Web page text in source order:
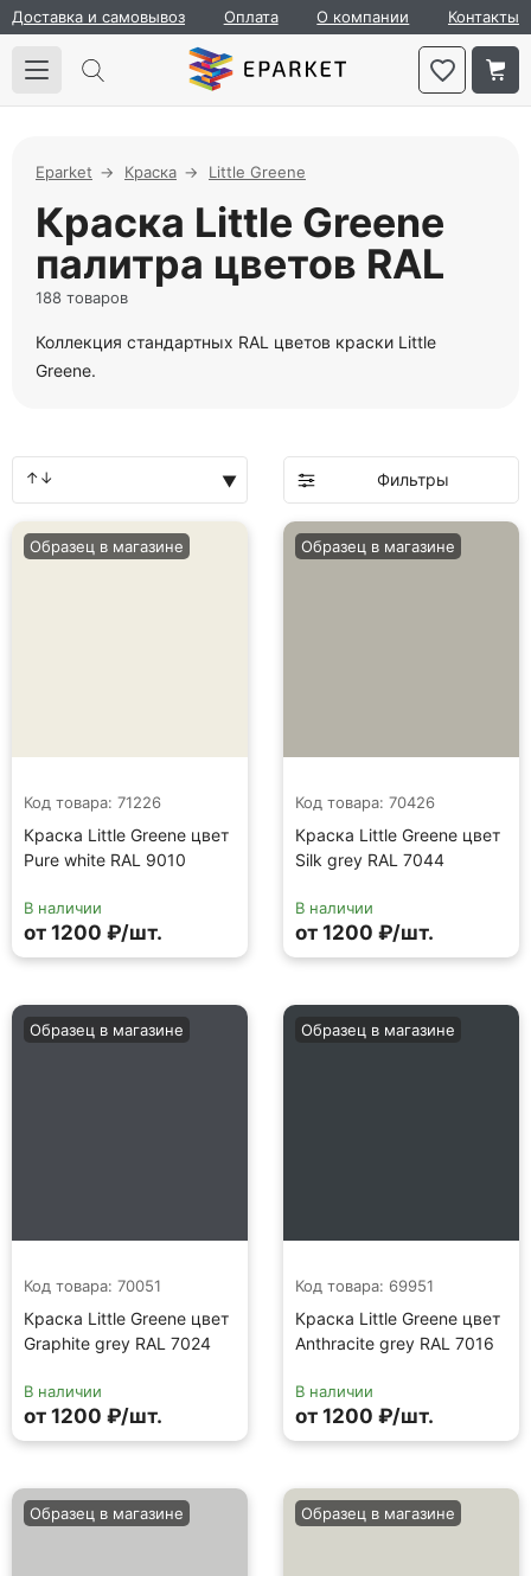
Доставка и самовывоз Оплата О компании Контакты
Eparket Краска Little Greene
Краска Little Greene
палитра цветов RAL
188 товаров
Коллекция стандартных RAL цветов краски Little
Greene.
Фильтры
Код товара: 71226
Краска Little Greene цвет
Pure white RAL 9010
Образец в магазине
В наличии
от 1200 ₽/шт.
Код товара: 70426
Краска Little Greene цвет
Silk grey RAL 7044
Образец в магазине
В наличии
от 1200 ₽/шт.
Код товара: 70051
Краска Little Greene цвет
Graphite grey RAL 7024
Образец в магазине
В наличии
от 1200 ₽/шт.
Код товара: 69951
Краска Little Greene цвет
Anthracite grey RAL 7016
Образец в магазине
В наличии
от 1200 ₽/шт.
Образец в магазине Образец в магазине